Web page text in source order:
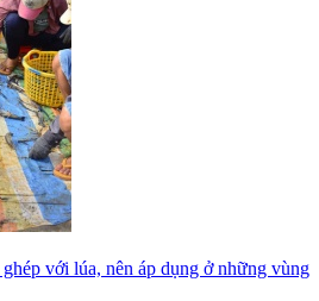
với lúa, nên áp dụng ở những vùng